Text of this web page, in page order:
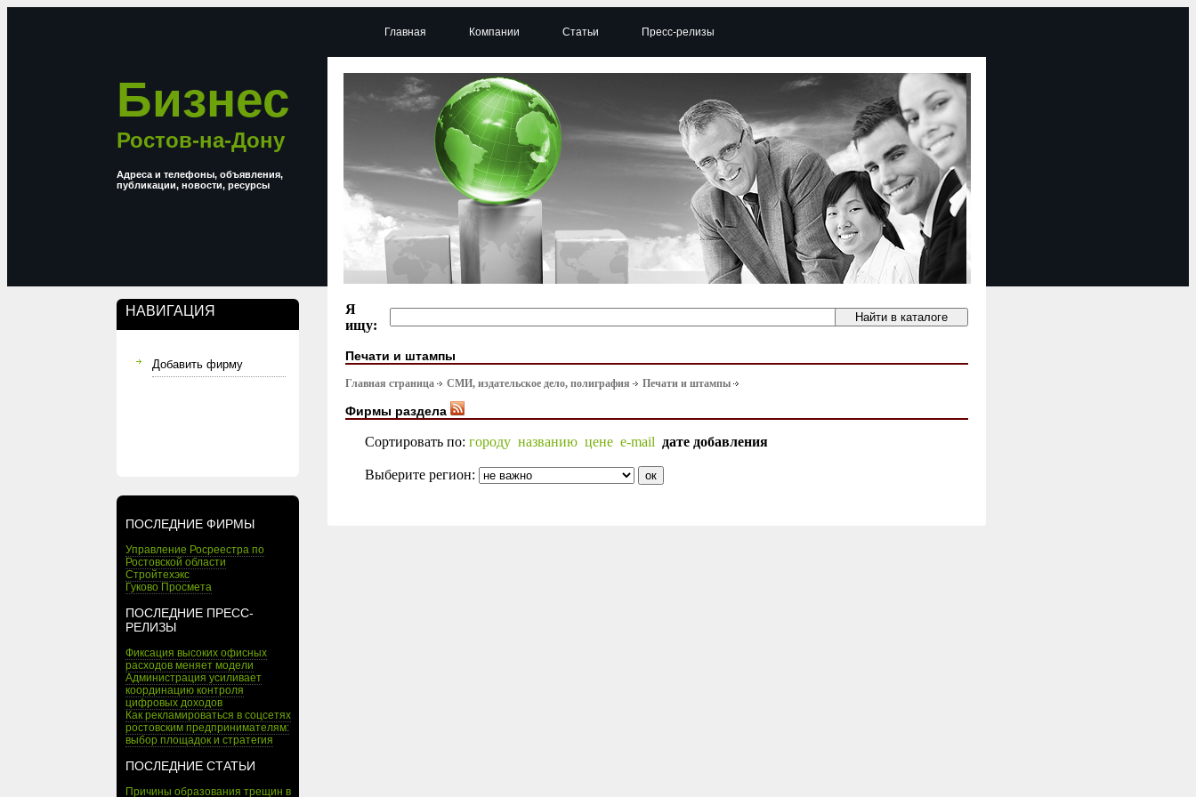
Бизнес
Ростов-на-Дону
Адреса и телефоны, объявления,
публикации, новости, ресурсы
НАВИГАЦИЯ
Добавить фирму
ПОСЛЕДНИЕ ФИРМЫ
Управление Росреестра по
Ростовской области
Стройтехэкс
Гуково Просмета
ПОСЛЕДНИЕ ПРЕСС-
РЕЛИЗЫ
Фиксация высоких офисных
расходов меняет модели
Администрация усиливает
координацию контроля
цифровых доходов
Как рекламироваться в соцсетях
ростовским предпринимателям:
выбор площадок и стратегия
ПОСЛЕДНИЕ СТАТЬИ
Причины образования трещин в
Главная Компании Статьи Пресс-релизы
Я
ищу:
Печати и штампы
Главная страница СМИ, издательское дело, полиграфия Печати и штампы
Фирмы раздела
Сортировать по: городу названию цене e-mail дате добавления
Выберите регион: